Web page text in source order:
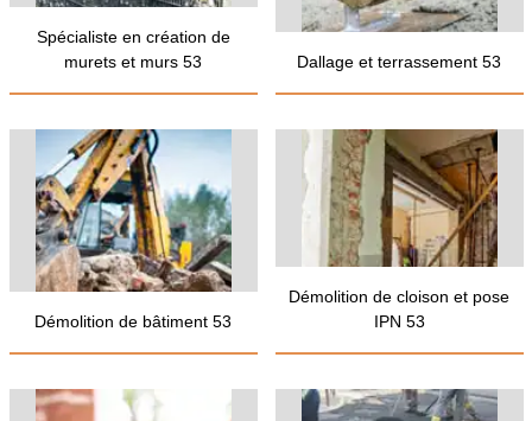
Spécialiste en création de
murets et murs 53
Dallage et terrassement 53
Démolition de bâtiment 53
Démolition de cloison et pose
IPN 53